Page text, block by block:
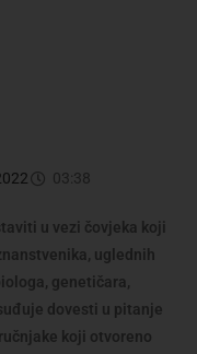
03:38
u vezi čovjeka koji
uglednih
genetičara,
dovesti u pitanje
koji otvoreno